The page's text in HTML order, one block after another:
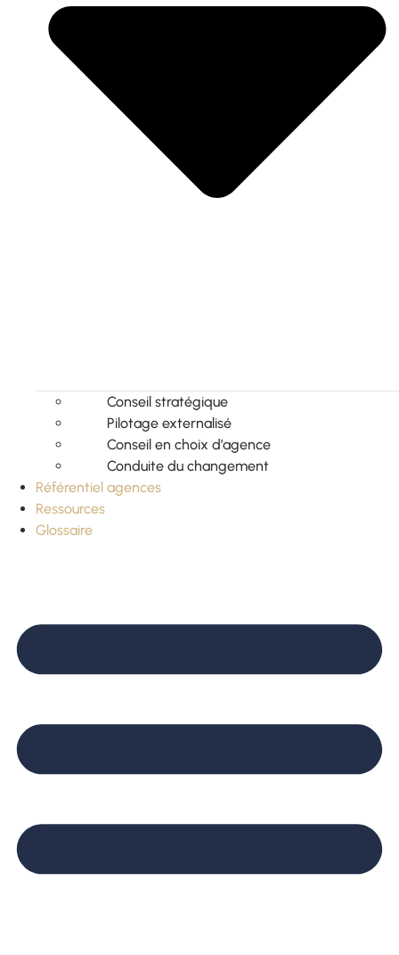
Conseil stratégique
Pilotage externalisé
Conseil en choix d’agence
Conduite du changement
Référentiel agences
Ressources
Glossaire